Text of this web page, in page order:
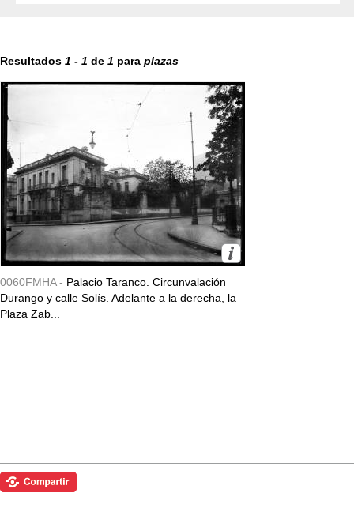
Resultados 1 - 1 de 1 para plazas
0060FMHA - Palacio Taranco. Circunvalación
Durango y calle Solís. Adelante a la derecha, la
Plaza Zab...